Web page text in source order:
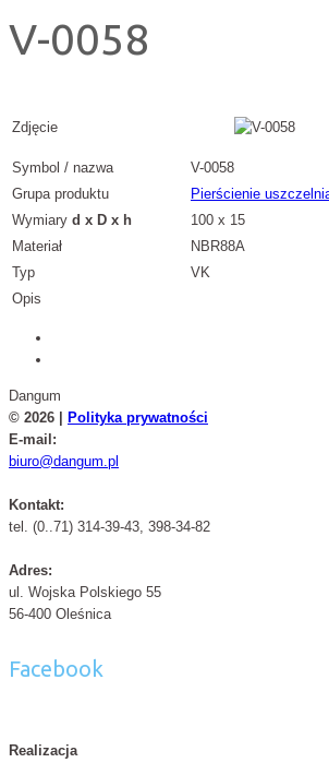
V-0058
Zdjęcie
Symbol / nazwa
V-0058
Grupa produktu
Pierścienie
Wymiary d x D x h
100 x 15
Materiał
NBR88A
Typ
VK
Opis
Dangum
© 2026 |
Polityka prywatności
E-mail:
biuro@dangum.pl
Kontakt:
tel. (0..71) 314-39-43, 398-34-82
Adres:
ul. Wojska Polskiego 55
56-400 Oleśnica
Facebook
Realizacja